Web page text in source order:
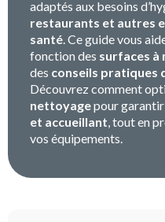
adaptés aux besoins
restaurants et autres
santé. Ce guide vous
fonction des surfaces à
des conseils pratiques
Découvrez comment
nettoyagepour garantir
et accueillant, tout en
vos équipements.